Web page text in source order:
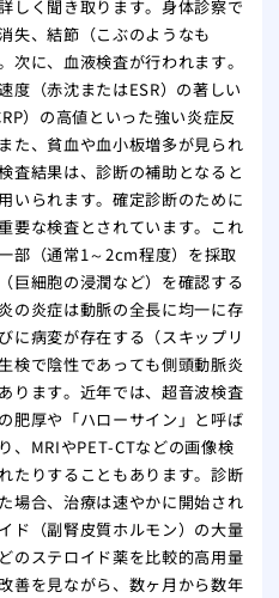
しく聞き取ります。身体診察で
失、結節（こぶのようなも
次に、血液検査が行われます。
度（赤沈またはESR）の著しい
）の高値といった強い炎症反
た、貧血や血小板増多が見られ
査結果は、診断の補助となると
いられます。確定診断のために
要な検査とされています。これ
部（通常1～2cm程度）を採取
巨細胞の浸潤など）を確認する
の炎症は動脈の全長に均一に存
に病変が存在する（スキップリ
検で陰性であっても側頭動脈炎
ります。近年では、超音波検査
肥厚や「ハローサイン」と呼ば
、MRIやPET-CTなどの画像検
たりすることもあります。診断
場合、治療は速やかに開始され
ド（副腎皮質ホルモン）の大量
のステロイド薬を比較的高用量
善を見ながら、数ヶ月から数年